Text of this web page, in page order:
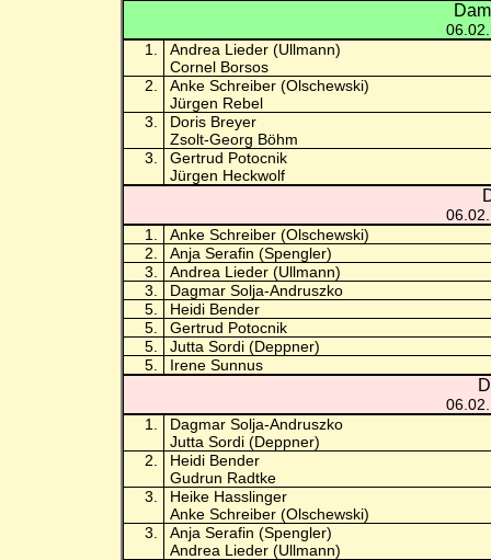
1.
Andrea Lieder (Ullmann)
Cornel Borsos
2.
Anke Schreiber (Olschewski)
Jürgen Rebel
3.
Doris Breyer
Zsolt-Georg Böhm
3.
Gertrud Potocnik
Jürgen Heckwolf
1.
Anke Schreiber (Olschewski)
2.
Anja Serafin (Spengler)
3.
Andrea Lieder (Ullmann)
3.
Dagmar Solja-Andruszko
5.
Heidi Bender
5.
Gertrud Potocnik
5.
Jutta Sordi (Deppner)
5.
Irene Sunnus
1.
Dagmar Solja-Andruszko
Jutta Sordi (Deppner)
2.
Heidi Bender
Gudrun Radtke
3.
Heike Hasslinger
Anke Schreiber (Olschewski)
3.
Anja Serafin (Spengler)
Andrea Lieder (Ullmann)